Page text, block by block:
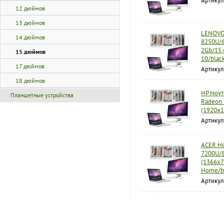
12 дюймов
13 дюймов
14 дюймов
15 дюймов
17 дюймов
18 дюймов
Планшетные устройства
8250U/
2Gb/
10/
HP
ACER
7200U/
Home/